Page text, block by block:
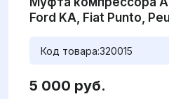
Ford KA, Fiat Punto,
Код товара:320015
5 000 руб.